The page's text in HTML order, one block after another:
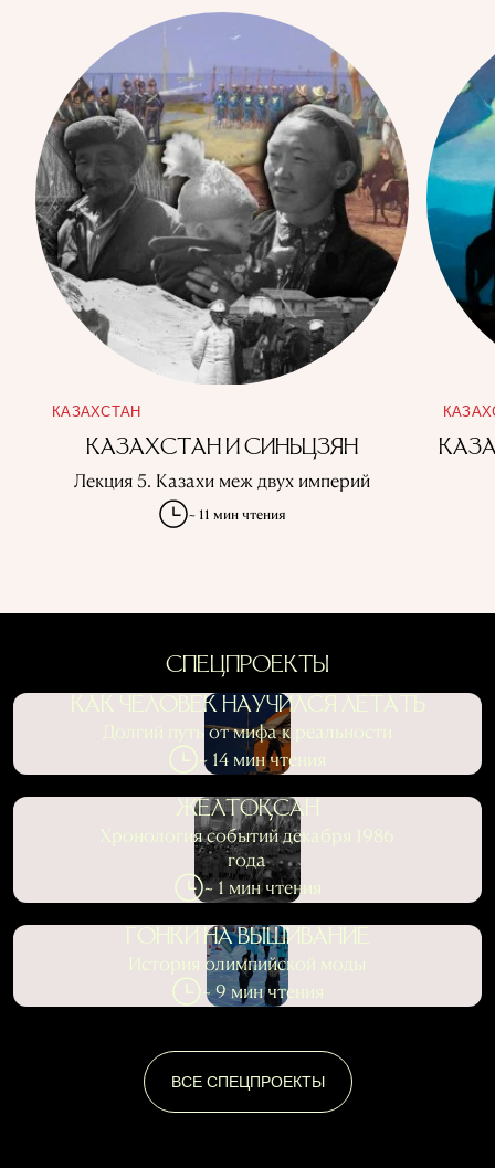
КАЗАХСТАН
КАЗАХСТАН И СИНЬЦЗЯН
Лекция 5. Казахи меж двух империй
~ 11 мин чтения
СПЕЦПРОЕКТЫ
КАК ЧЕЛОВЕК НАУЧИЛСЯ ЛЕТАТЬ
Долгий путь от мифа к реальности
~ 14 мин чтения
ЖЕЛТОҚСАН
Хронология событий декабря 1986
года
~ 1 мин чтения
ГОНКИ НА ВЫШИВАНИЕ
История олимпийской моды
~ 9 мин чтения
ВСЕ СПЕЦПРОЕКТЫ